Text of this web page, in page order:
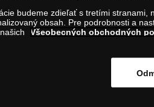
606 009budeme zdieľať s tretími stranami,
obsah. Pre podrobnosti a
Všeobecných obchodných